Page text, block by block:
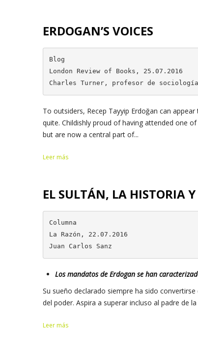
ERDOGAN’S VOICES
Blog
London Review of Books, 25.07.2016
Charles Turner, profesor de
To outsiders, Recep Tayyip Erdoğan can
quite. Childishly proud of having attended one
but are now a central part of...
Leer más
EL SULTÁN, LA HISTORIA Y
Columna
La Razón, 22.07.2016
Juan Carlos Sanz
Los mandatos de Erdogan se han
Su sueño declarado siempre ha sido
del poder. Aspira a superar incluso al padre de
Leer más